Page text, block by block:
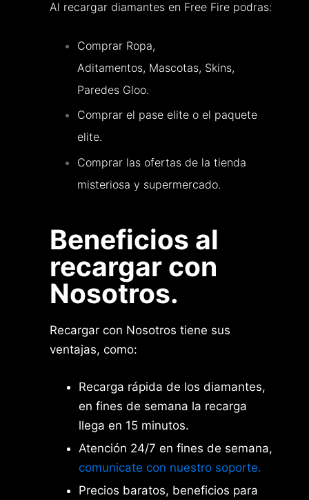
Al recargar diamantes en Free Fire podras:
Comprar Ropa,
Aditamentos, Mascotas, Skins,
Paredes Gloo.
Comprar el pase elite o el paquete
elite.
Comprar las ofertas de la tienda
misteriosa y supermercado.
Beneficios al
recargar con
Nosotros.
Recargar con Nosotros tiene sus
ventajas, como:
Recarga rápida de los diamantes,
en fines de semana la recarga
llega en 15 minutos.
Atención 24/7 en fines de semana,
comunicate con nuestro soporte.
Precios baratos, beneficios para